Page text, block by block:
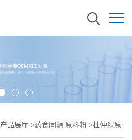
产品展厅 >药食同源 原料粉 >杜仲绿原